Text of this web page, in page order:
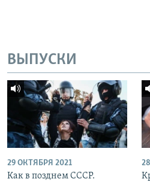
ВЫПУСКИ
29 ОКТЯБРЯ 2021
Как в позднем СССР.